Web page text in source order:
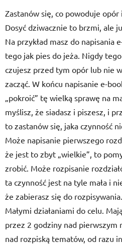
Zastanów się, co powoduje
Dosyć dziwacznie to brzmi, ale
Na przykład masz do napisania
tego jak pies do jeża. Nigdy
czujesz przed tym opór lub nie
zacząć. W końcu napisanie e-
„pokroić” tę wielką sprawę na
myślisz, że siadasz i piszesz, i
to zastanów się, jaka czynność
Może napisanie pierwszego
że jest to zbyt „wielkie”, to
zrobić. Może rozpisanie
ta czynność jest na tyle mała i
że zabierasz się do
Małymi działaniami do celu.
przez 2 godziny nad pierwszym
nad rozpiską tematów, od razu